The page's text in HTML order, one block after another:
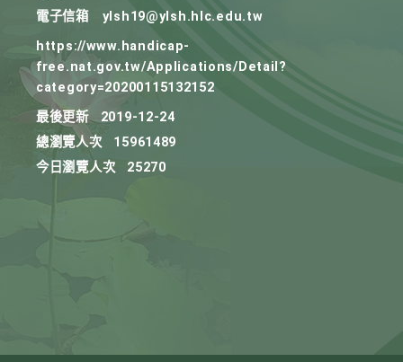
電子信箱
ylsh19@ylsh.hlc.edu.tw
https://www.handicap-
free.nat.gov.tw/Applications/Detail?
category=20200115132152
最後更新
2019-12-24
總瀏覽人次
15961489
今日瀏覽人次
25270